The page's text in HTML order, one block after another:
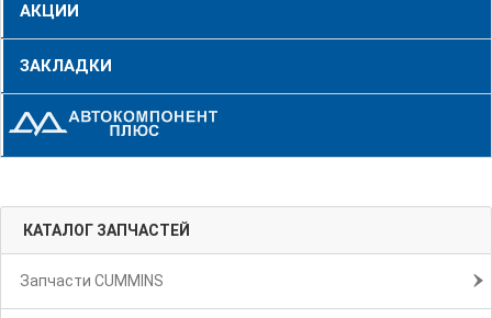
АКЦИИ
ЗАКЛАДКИ
КАТАЛОГ ЗАПЧАСТЕЙ
Запчасти CUMMINS